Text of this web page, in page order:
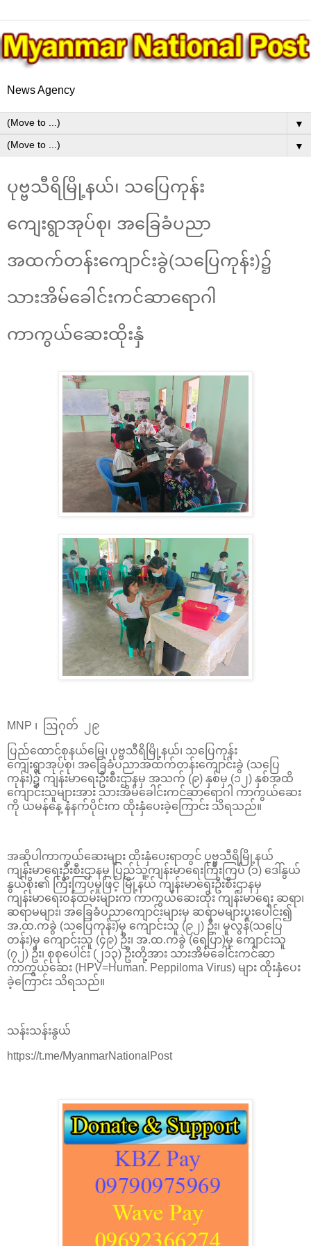
News Agency
▼
▼
ပုဗ္ဗသီရိမြို့နယ်၊ သပြေကုန်း
ကျေးရွာအုပ်စု၊ အခြေခံပညာ
အထက်တန်းကျောင်းခွဲ(သပြေကုန်း)၌
သားအိမ်ခေါင်းကင်ဆာရောဂါ
ကာကွယ်ဆေးထိုးနှံ
MNP ၊ ဩဂုတ် ၂၉
ပြည်ထောင်စုနယ်မြေ၊ ပုဗ္ဗသီရိမြို့နယ်၊ သပြေကုန်း
ကျေးရွာအုပ်စု၊ အခြေခံပညာအထက်တန်းကျောင်းခွဲ (သပြေ
ကုန်း)၌ ကျန်းမာရေးဦးစီးဌာနမှ အသက် (၉) နှစ်မှ (၁၂) နှစ်အထိ
ကျောင်းသူများအား သားအိမ်ခေါင်းကင်ဆာရောဂါ ကာကွယ်ဆေး
ကို ယမန်နေ့ နံနက်ပိုင်းက ထိုးနှံပေးခဲ့ကြောင်း သိရသည်။
အဆိုပါကာကွယ်ဆေးများ ထိုးနှံပေးရာတွင် ပုဗ္ဗသီရိမြို့နယ်
ကျန်းမာရေးဦးစီးဌာနမှ ပြည်သူ့ကျန်းမာရေးကြီးကြပ် (၁) ဒေါ်နွယ်
နွယ်စိုး၏ ကြီးကြပ်မှုဖြင့် မြို့နယ် ကျန်းမာရေးဦးစီးဌာနမှ
ကျန်းမာရေးဝန်ထမ်းများက ကာကွယ်ဆေးထိုး ကျန်းမာရေး ဆရာ၊
ဆရာမများ၊ အခြေခံပညာကျောင်းများမှ ဆရာမများပူးပေါင်း၍
အ.ထ.ကခွဲ (သပြေကုန်း)မှ ကျောင်းသူ (၉၂) ဦး၊ မူလွန်(သပြေ
တန်း)မှ ကျောင်းသူ (၄၉) ဦး၊ အ.ထ.ကခွဲ (ရေပြာ)မှ ကျောင်းသူ
(၇၂) ဦး၊ စုစုပေါင်း (၂၁၃) ဦးတို့အား သားအိမ်ခေါင်းကင်ဆာ
ကာကွယ်ဆေး (HPV=Human. Peppiloma Virus) များ ထိုးနှံပေး
ခဲ့ကြောင်း သိရသည်။
သန်းသန်းနွယ်
https://t.me/MyanmarNationalPost